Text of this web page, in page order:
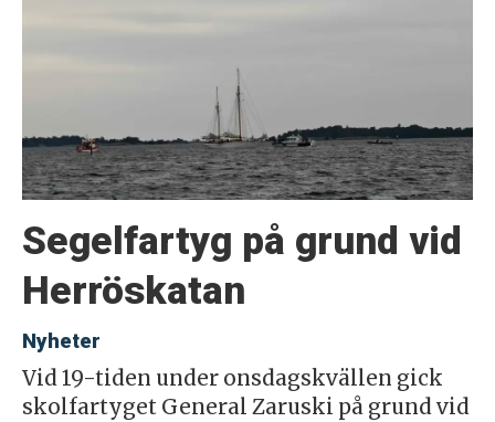
Segelfartyg på grund vid
Herröskatan
Nyheter
Vid 19-tiden under onsdagskvällen gick
skolfartyget General Zaruski på grund vid